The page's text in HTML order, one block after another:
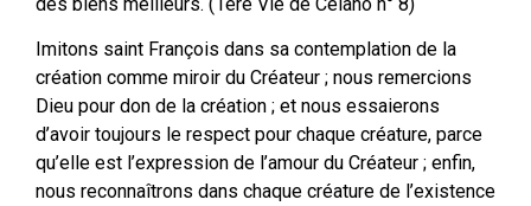
Imitons saint François dans sa contemplation de la
création comme miroir du Créateur ; nous remercions
Dieu pour don de la création ; et nous essaierons
d’avoir toujours le respect pour chaque créature, parce
qu’elle est l’expression de l’amour du Créateur ; enfin,
nous reconnaîtrons dans chaque créature de l’existence